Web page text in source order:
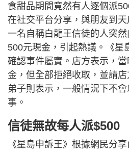
食甜品期間竟然有人逐個派
在社交平台分享，與朋友到天
一名自稱白龍王信徒的人突
500元現金，引起熱議。《星
確認事件屬實。店方表示，
金，但全部拒絕收取，並請
弟子則表示，一般情況下不
事。
信徒無故每人派
《星島申訴王》根據網民分